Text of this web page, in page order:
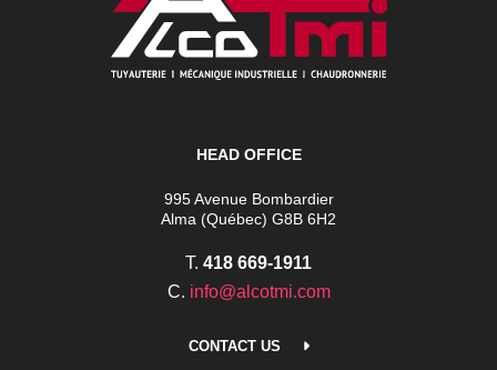
HEAD OFFICE
995 Avenue Bombardier
Alma (Québec) G8B 6H2
T. 418 669-1911
C. info@alcotmi.com
CONTACT US